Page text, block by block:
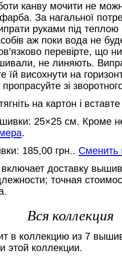
канву мочити не
За нагальної
руками під
аж поки вода не
перевірте, що
не линяють.
їй висохнути на
зі
на картон і
25×25 см. Кроме
.
185,00 грн.. Сменить
доставку
точная
Вся коллекция
в коллекцию из 7
этой коллекции.